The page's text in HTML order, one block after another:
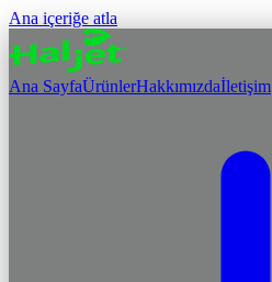
Ana içeriğe atla
Ana SayfaÜrünlerHakkımızdaİletişim